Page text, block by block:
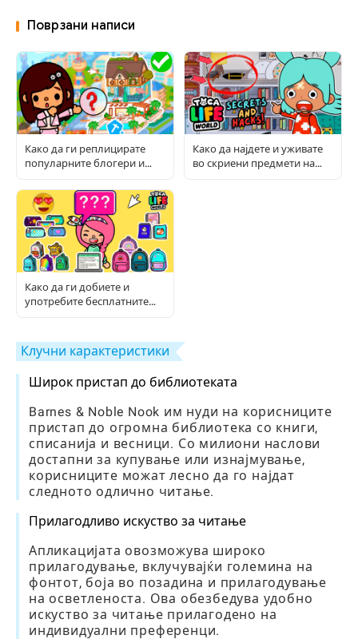
Поврзани написи
Како да ги реплицирате
популарните блогери и
Како да најдете и уживате
во скриени предмети на
Како да ги добиете и
употребите бесплатните
Клучни карактеристики
Широк пристап до библиотеката
Barnes & Noble Nook им нуди на корисниците
пристап до огромна библиотека со книги,
списанија и весници. Со милиони наслови
достапни за купување или изнајмување,
корисниците можат лесно да го најдат
следното одлично читање.
Прилагодливо искуство за читање
Апликацијата овозможува широко
прилагодување, вклучувајќи големина на
фонтот, боја во позадина и прилагодување
на осветленоста. Ова обезбедува удобно
искуство за читање прилагодено на
индивидуални преференци.